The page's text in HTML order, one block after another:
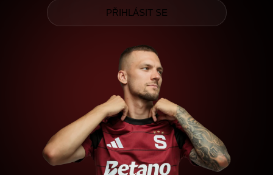
PŘIHLÁSIT SE